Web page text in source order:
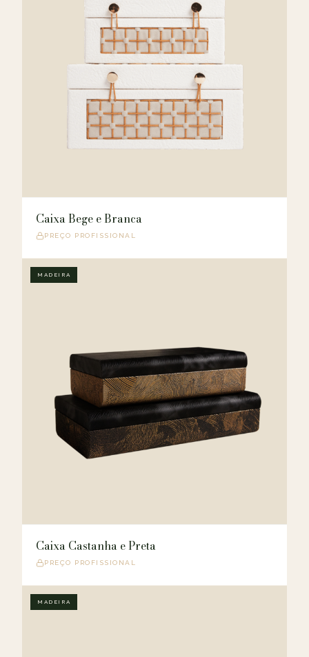
Caixa Bege e Branca
PREÇO PROFISSIONAL
MADEIRA
Caixa Castanha e Preta
PREÇO PROFISSIONAL
MADEIRA